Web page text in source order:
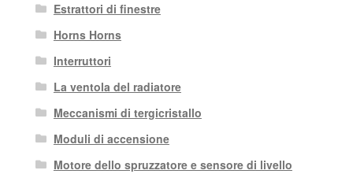
Estrattori di finestre
Horns Horns
Interruttori
La ventola del radiatore
Meccanismi di tergicristallo
Moduli di accensione
Motore dello spruzzatore e sensore di livello